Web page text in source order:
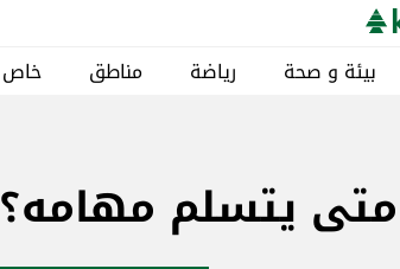
بيئة و صحة رياضة مناطق خاص
متى يتسلم مهامه؟